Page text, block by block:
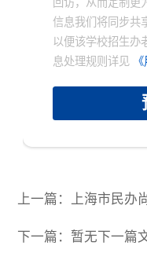
信息我们将同步共
以便该学校招生办
息处理规则详见
下一篇：暂无下一篇